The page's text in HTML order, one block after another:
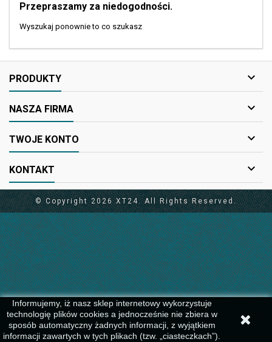
Przepraszamy za niedogodności.
Wyszukaj ponownie to co szukasz
PRODUKTY 
NASZA FIRMA 
TWOJE KONTO 
KONTAKT 
Informujemy, iż nasz sklep internetowy wykorzystuje
technologię plików cookies a jednocześnie nie zbiera w
sposób automatyczny żadnych informacji, z wyjątkiem
informacji zawartych w tych plikach (tzw. „ciasteczkach”).
© Copyright 2026 XT24. All Rights Reserved.